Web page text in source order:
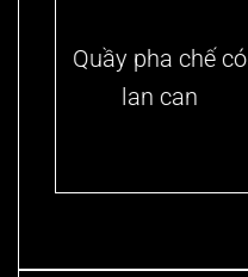
Quầy pha chế có
lan can